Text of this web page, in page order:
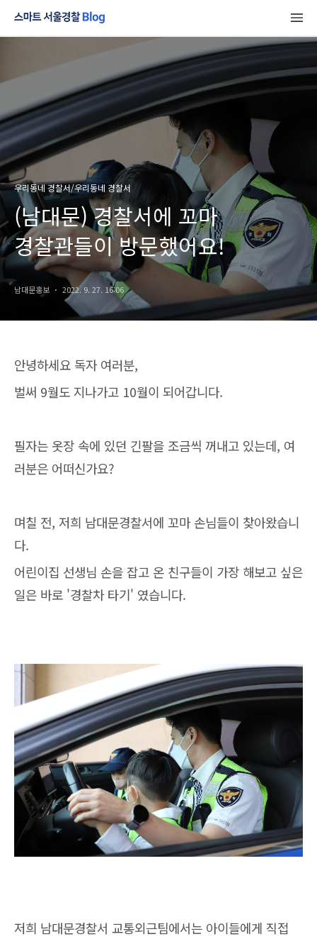
우리동네 경찰서/우리동네 경찰서
(남대문) 경찰서에 꼬마
경찰관들이 방문했어요!
남대문홍보 2022. 9. 27. 16:06
안녕하세요 독자 여러분,
벌써 9월도 지나가고 10월이 되어갑니다.
필자는 옷장 속에 있던 긴팔을 조금씩 꺼내고 있는데, 여
러분은 어떠신가요?
며칠 전, 저희 남대문경찰서에 꼬마 손님들이 찾아왔습니
다.
어린이집 선생님 손을 잡고 온 친구들이 가장 해보고 싶은
일은 바로 '경찰차 타기' 였습니다.
저희 남대문경찰서 교통외근팀에서는 아이들에게 직접